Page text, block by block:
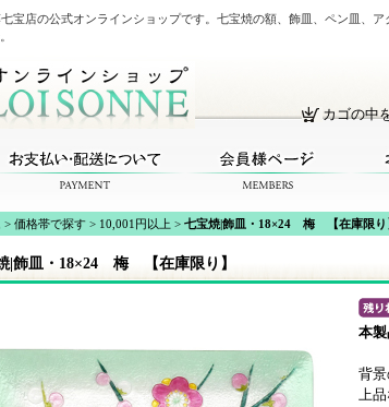
宝店の公式オンラインショップです。七宝焼の額、飾皿、ペン皿、
カゴの中
> 価格帯で探す > 10,001円以上 > 七宝焼|飾皿・18×24 梅 【在庫限り
|飾皿・18×24 梅 【在庫限り】
本製
背景
上